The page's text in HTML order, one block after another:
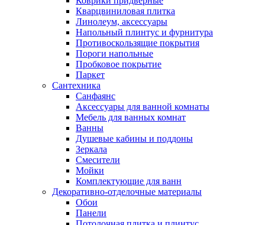
Кварцвиниловая плитка
Линолеум, аксессуары
Напольный плинтус и фурнитура
Противоскользящие покрытия
Пороги напольные
Пробковое покрытие
Паркет
Сантехника
Санфаянс
Аксессуары для ванной комнаты
Мебель для ванных комнат
Ванны
Душевые кабины и поддоны
Зеркала
Смесители
Мойки
Комплектующие для ванн
Декоративно-отделочные материалы
Обои
Панели